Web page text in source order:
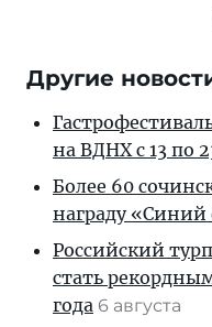
Другие
на ВДНХ с 13 по
Более 60
награду «Синий
Российский
стать
года 6 августа